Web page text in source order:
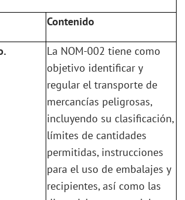
Contenido
La NOM-002 tiene como
objetivo identificar y
regular el transporte de
mercancías peligrosas,
incluyendo su clasificación,
límites de cantidades
permitidas, instrucciones
para el uso de embalajes y
recipientes, así como las